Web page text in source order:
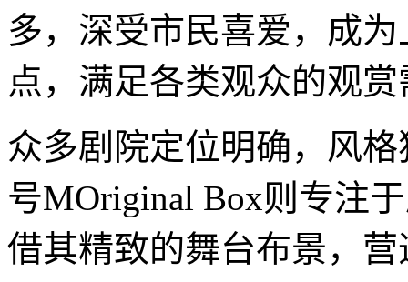
多，深受市民喜爱，成
点，满足各类观众的观
众多剧院定位明确，风
号MOriginal Box则专注
借其精致的舞台布景，